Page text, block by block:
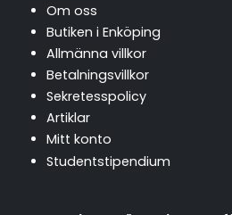
Om oss
Butiken i Enköping
Allmänna villkor
Betalningsvillkor
Sekretesspolicy
Artiklar
Mitt konto
Studentstipendium